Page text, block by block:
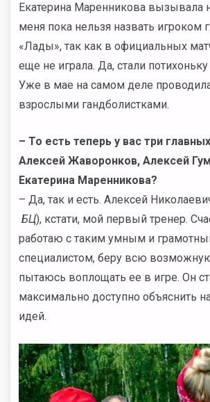
Екатерина Маренникова вызывала
меня пока нельзя назвать игроком
«Лады», так как в официальных
еще не играла. Да, стали
Уже в мае на самом деле
взрослыми гандболистками.
– То есть теперь у вас три
Алексей Жаворонков, Алексей
Екатерина Маренникова?
– Да, так и есть. Алексей
БЦ), кстати, мой первый тренер.
работаю с таким умным и
специалистом, беру всю
пытаюсь воплощать ее в игре. Он
максимально доступно объяснить
идей.